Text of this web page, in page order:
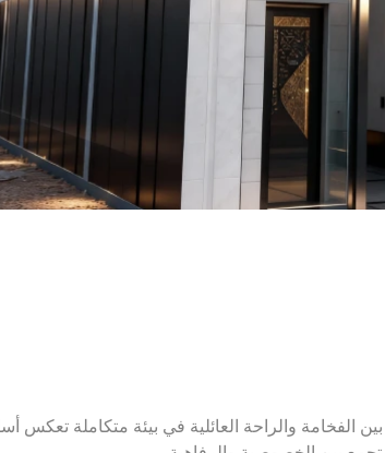
الفخامة والراحة العائلية في بيئة متكاملة تعكس